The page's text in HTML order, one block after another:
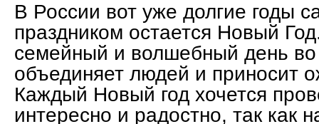
В России вот уже долгие годы
праздником остается Новый
семейный и волшебный день во
объединяет людей и приносит
Каждый Новый год хочется
интересно и радостно, так как